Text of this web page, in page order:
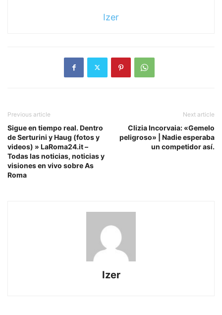
Izer
Previous article
Sigue en tiempo real. Dentro
de Serturini y Haug (fotos y
videos) » LaRoma24.it – ​​​​
Todas las noticias, noticias y
visiones en vivo sobre As
Roma
Next article
Clizia Incorvaia: «Gemelo
peligroso» | Nadie esperaba
un competidor así.
Izer